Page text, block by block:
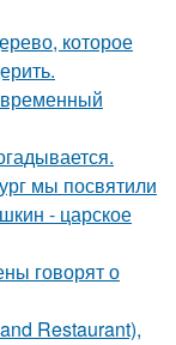
которое
мы посвятили
- царское
говорят о
Restaurant),